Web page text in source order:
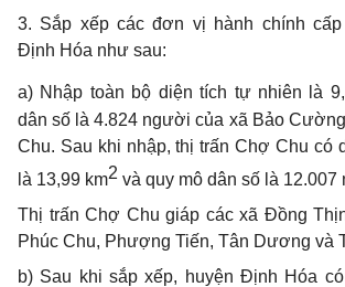
3. Sắp xếp các đơn vị hành chính
Định Hóa như sau:
a) Nhập toàn bộ diện tích tự nhiên là
dân số là 4.824 người của xã Bảo
Chu. Sau khi nhập, thị trấn Chợ Chu có
là 13,99 km2 và quy mô dân số là 12.007
Thị trấn Chợ Chu giáp các xã Đồng
Phúc Chu, Phượng Tiến, Tân Dương và
b) Sau khi sắp xếp, huyện Định Hóa